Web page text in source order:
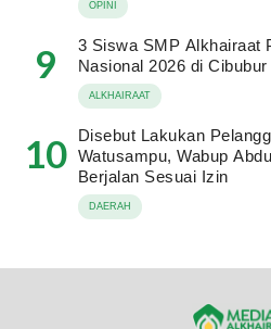
OPINI
9
3 Siswa SMP Alkhairaat
Nasional 2026 di Cibubur
ALKHAIRAAT
10
Disebut Lakukan
Watusampu, Wabup
Berjalan Sesuai Izin
DAERAH